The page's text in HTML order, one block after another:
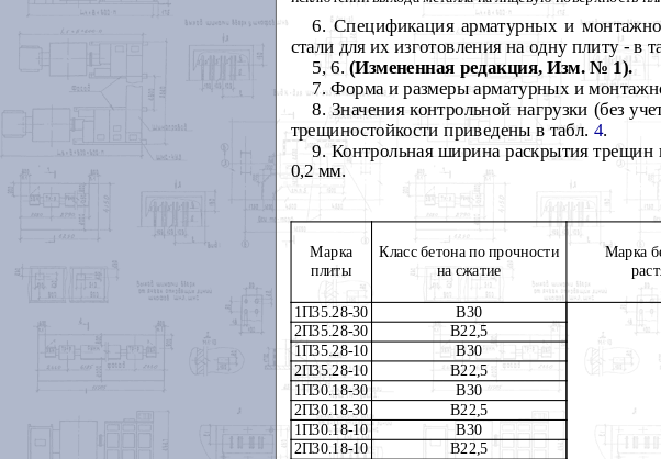
6. Спецификация арматурных и
стали для их изготовления на одну плиту - в
5, 6. (Измененная редакция, Изм. № 1).
7. Форма и размеры арматурных и
8. Значения контрольной нагрузки (без
трещиностойкости приведены в табл. 4.
9. Контрольная ширина раскрытия
0,2 мм.
Марка
плиты
Класс бетона по прочности
на сжатие
Марка б
1П35.28-30
В30
2П35.28-30 В22,5
1П35.28-10 В30
2П35.28-10 В22,5
1П30.18-30
В30
2П30.18-30
В22,5
1П30.18-10
В30
2П30.18-10
В22,5